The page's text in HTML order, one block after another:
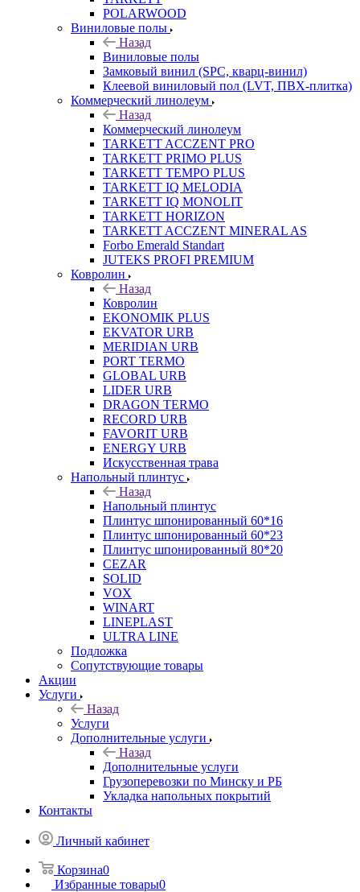
POLARWOOD
Виниловые полы
Назад
Виниловые полы
Замковый винил (SPC, кварц-винил)
Клеевой виниловый пол (LVT, ПВХ-плитка)
Коммерческий линолеум
Назад
Коммерческий линолеум
TARKETT ACCZENT PRO
TARKETT PRIMO PLUS
TARKETT TEMPO PLUS
TARKETT IQ MELODIA
TARKETT IQ MONOLIT
TARKETT HORIZON
TARKETT ACCZENT MINERAL AS
Forbo Emerald Standart
JUTEKS PROFI PREMIUM
Ковролин
Назад
Ковролин
EKONOMIK PLUS
EKVATOR URB
MERIDIAN URB
PORT TERMO
GLOBAL URB
LIDER URB
DRAGON TERMO
RECORD URB
FAVORIT URB
ENERGY URB
Искусственная трава
Напольный плинтус
Назад
Напольный плинтус
Плинтус шпонированный 60*16
Плинтус шпонированный 60*23
Плинтус шпонированный 80*20
CEZAR
SOLID
VOX
WINART
LINEPLAST
ULTRA LINE
Подложка
Сопутствующие товары
Акции
Услуги
Назад
Услуги
Дополнительные услуги
Назад
Дополнительные услуги
Грузоперевозки по Минску и РБ
Укладка напольных покрытий
Контакты
Личный кабинет
Корзина0
Избранные товары0